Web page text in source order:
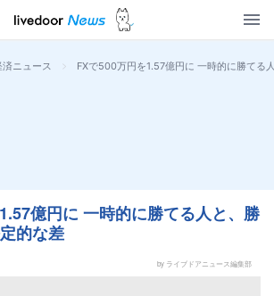
済ニュース > FXで500万円を1.57億円に 一時的に勝てる
億円に 一時的に勝てる人と、勝
的な差
by ライブドアニュース編集部